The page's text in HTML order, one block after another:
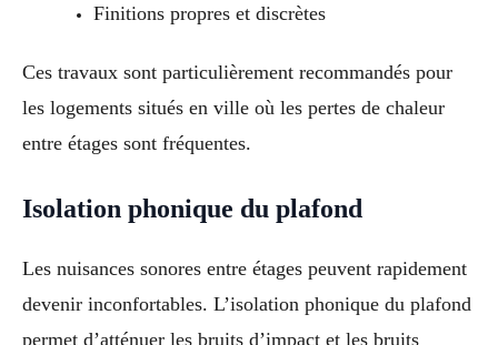
Finitions propres et discrètes
Ces travaux sont particulièrement recommandés pour
les logements situés en ville où les pertes de chaleur
entre étages sont fréquentes.
Isolation phonique du plafond
Les nuisances sonores entre étages peuvent rapidement
devenir inconfortables. L’isolation phonique du plafond
permet d’atténuer les bruits d’impact et les bruits